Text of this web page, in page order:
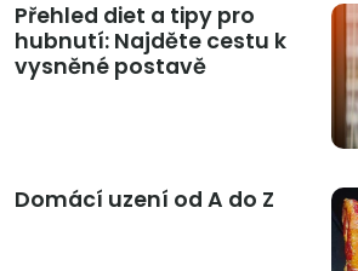
Přehled diet a tipy pro
hubnutí: Najděte cestu k
vysněné postavě
Domácí uzení od A do Z